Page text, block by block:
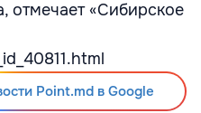
отмечает «Сибирское
Point.md в Google